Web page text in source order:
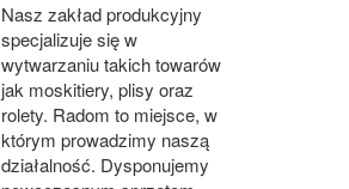
Nasz zakład produkcyjny
specjalizuje się w
wytwarzaniu takich towarów
jak moskitiery, plisy oraz
rolety. Radom to miejsce, w
którym prowadzimy naszą
działalność. Dysponujemy